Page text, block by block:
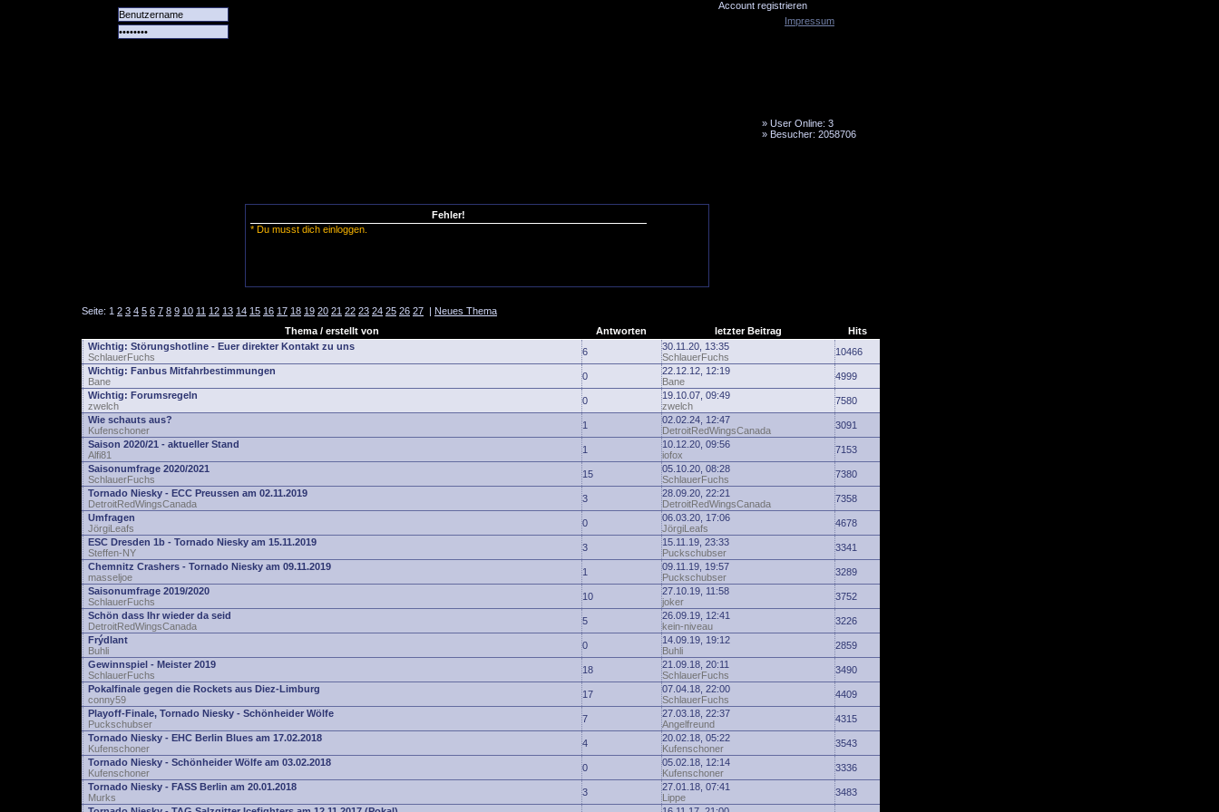
Account registrieren
» User Online: 3
» Besucher: 2058706
Fehler!
* Du musst dich einloggen.
Seite: 1 2 3 4 5 6 7 8 9 10 11 12 13 14 15 16 17 18 19 20 21 22 23 24 25 26 27 | Neues Thema
Thema / erstellt von
Antworten letzter Beitrag
Hits
Wichtig: Störungshotline - Euer direkter Kontakt zu uns
SchlauerFuchs
6
30.11.20, 13:35
SchlauerFuchs
10466
Wichtig: Fanbus Mitfahrbestimmungen
Bane
0
22.12.12, 12:19
Bane
4999
Wichtig: Forumsregeln
zwelch
0
19.10.07, 09:49
zwelch
7580
Wie schauts aus?
Kufenschoner
1
02.02.24, 12:47
DetroitRedWingsCanada
3091
Saison 2020/21 - aktueller Stand
Alfi81
1
10.12.20, 09:56
iofox
7153
Saisonumfrage 2020/2021
SchlauerFuchs
15
05.10.20, 08:28
SchlauerFuchs
7380
Tornado Niesky - ECC Preussen am 02.11.2019
DetroitRedWingsCanada
3
28.09.20, 22:21
DetroitRedWingsCanada
7358
Umfragen
JörgiLeafs
0
06.03.20, 17:06
JörgiLeafs
4678
ESC Dresden 1b - Tornado Niesky am 15.11.2019
Steffen-NY
3
15.11.19, 23:33
Puckschubser
3341
Chemnitz Crashers - Tornado Niesky am 09.11.2019
masseljoe
1
09.11.19, 19:57
Puckschubser
3289
Saisonumfrage 2019/2020
SchlauerFuchs
10
27.10.19, 11:58
joker
3752
Schön dass Ihr wieder da seid
DetroitRedWingsCanada
5
26.09.19, 12:41
kein-niveau
3226
Frýdlant
Buhli
0
14.09.19, 19:12
Buhli
2859
Gewinnspiel - Meister 2019
SchlauerFuchs
18
21.09.18, 20:11
SchlauerFuchs
3490
Pokalfinale gegen die Rockets aus Diez-Limburg
conny59
17
07.04.18, 22:00
SchlauerFuchs
4409
Playoff-Finale, Tornado Niesky - Schönheider Wölfe
Puckschubser
7
27.03.18, 22:37
Angelfreund
4315
Tornado Niesky - EHC Berlin Blues am 17.02.2018
Kufenschoner
4
20.02.18, 05:22
Kufenschoner
3543
Tornado Niesky - Schönheider Wölfe am 03.02.2018
Kufenschoner
0
05.02.18, 12:14
Kufenschoner
3336
Tornado Niesky - FASS Berlin am 20.01.2018
Murks
3
27.01.18, 07:41
Lippe
3483
Impressum